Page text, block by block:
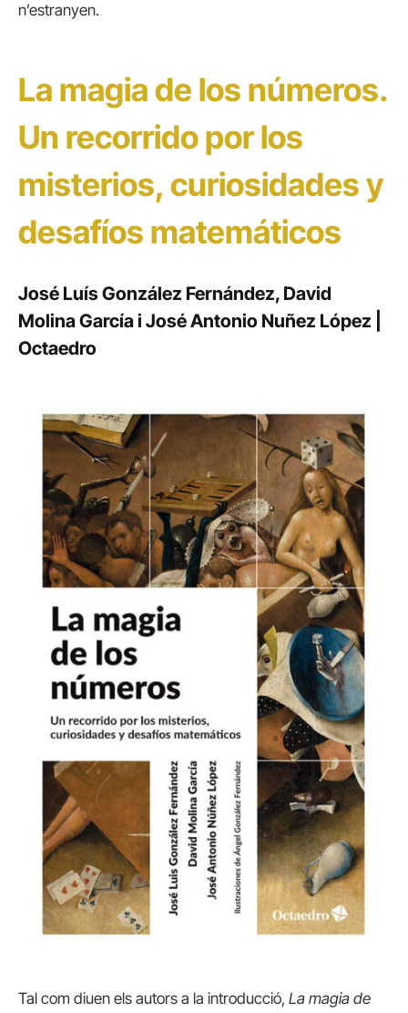
n’estranyen.
La magia de los números.
Un recorrido por los
misterios, curiosidades y
desafíos matemáticos
José Luís González Fernández, David
Molina García i José Antonio Nuñez López |
Octaedro
Tal com diuen els autors a la introducció, La magia de